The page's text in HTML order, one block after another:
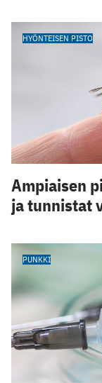
HYÖNTEISEN PISTO
Ampiaisen
ja tunnistat
PUNKKI